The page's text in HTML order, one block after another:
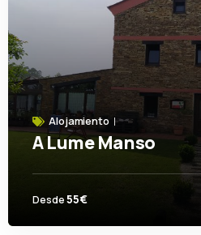
Alojamiento
A Lume Manso
Desde55€